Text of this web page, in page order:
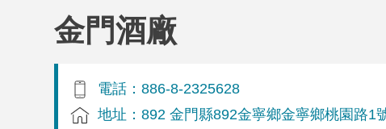
金門酒廠
電話：886-8-2325628
地址：892 金門縣892金寧鄉金寧鄉桃園路1